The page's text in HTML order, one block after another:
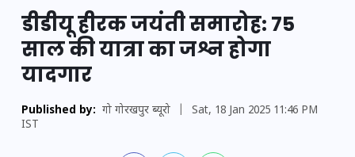
डीडीयू हीरक जयंती समारोह: 75
साल की यात्रा का जश्न होगा
यादगार
Published by: गो गोरखपुर ब्यूरो
Sat, 18 Jan 2025 11:46 PM
IST